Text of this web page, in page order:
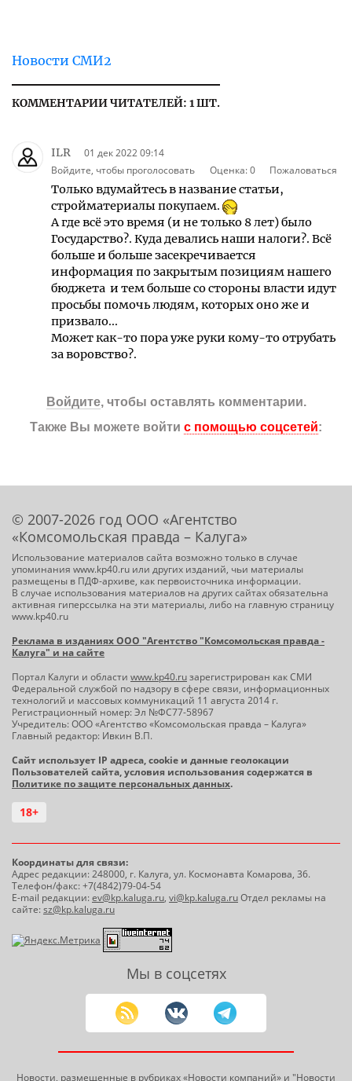
Новости СМИ2
КОММЕНТАРИИ ЧИТАТЕЛЕЙ: 1 ШТ.
ILR
01 дек 2022 09:14
Войдите, чтобы проголосовать
Оценка:0 Пожаловаться
Только вдумайтесь в название статьи,
стройматериалы покупаем.
А где всё это время (и не только 8 лет) было
Государство?. Куда девались наши налоги?. Всё
больше и больше засекречивается
информация по закрытым позициям нашего
бюджета и тем больше со стороны власти идут
просьбы помочь людям, которых оно же и
призвало...
Может как-то пора уже руки кому-то отрубать
за воровство?.
Войдите, чтобы оставлять комментарии.
Также Вы можете войти с помощью соцсетей:
© 2007-2026 год ООО «Агентство
«Комсомольская правда – Калуга»
Использование материалов сайта возможно только в случае
упоминания www.kp40.ru или других изданий, чьи материалы
размещены в ПДФ-архиве, как первоисточника информации.
В случае использования материалов на других сайтах обязательна
активная гиперссылка на эти материалы, либо на главную страницу
www.kp40.ru
Реклама в изданиях ООО "Агентство "Комсомольская правда -
Калуга" и на сайте
Портал Калуги и области www.kp40.ruзарегистрирован как СМИ
Федеральной службой по надзору в сфере связи, информационных
технологий и массовых коммуникаций 11 августа 2014 г.
Регистрационный номер: Эл №ФС77-58967
Учредитель: ООО «Агентство «Комсомольская правда – Калуга»
Главный редактор: Ивкин В.П.
Сайт использует IP адреса, cookie и данные геолокации
Пользователей сайта, условия использования содержатся в
Политике по защите персональных данных.
18+
Координаты для связи:
Адрес редакции: 248000, г. Калуга, ул. Космонавта Комарова, 36.
Телефон/факс: +7(4842)79-04-54
E-mail редакции:ev@kp.kaluga.ru, vi@kp.kaluga.ruОтдел рекламы на
сайте:sz@kp.kaluga.ru
Мы в соцсетях
Новости, размещенные в рубриках «Новости компаний» и "Новости